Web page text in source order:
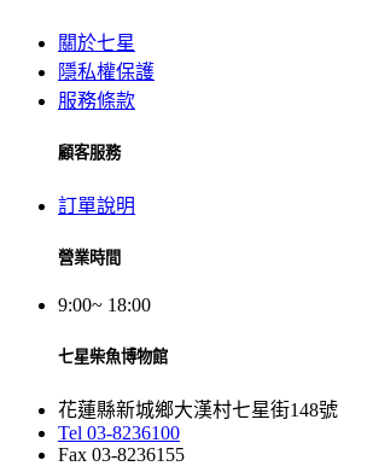
關於七星
隱私權保護
服務條款
顧客服務
訂單說明
營業時間
9:00~ 18:00
七星柴魚博物館
花蓮縣新城鄉大漢村七星街148號
Tel 03-8236100
Fax 03-8236155